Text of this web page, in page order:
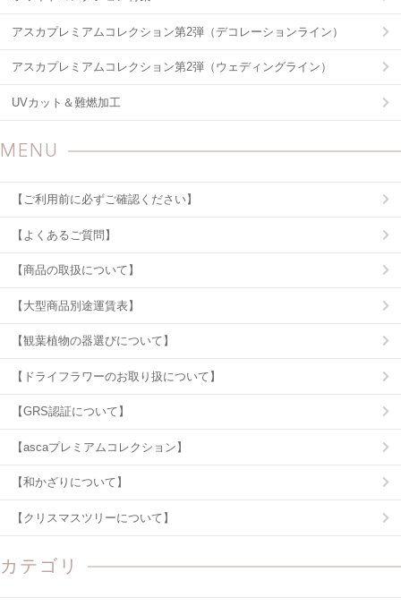
アスカプレミアムコレクション第2弾（デコレーションライン）
アスカプレミアムコレクション第2弾（ウェディングライン）
UVカット＆難燃加工
MENU
【ご利用前に必ずご確認ください】
【よくあるご質問】
【商品の取扱について】
【大型商品別途運賃表】
【観葉植物の器選びについて】
【ドライフラワーのお取り扱について】
【GRS認証について】
【ascaプレミアムコレクション】
【和かざりについて】
【クリスマスツリーについて】
カテゴリ